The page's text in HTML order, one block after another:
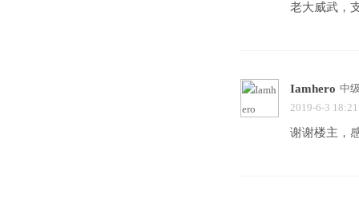
老大威武，
Iamhero 中
2019-6-3
谢谢楼主，